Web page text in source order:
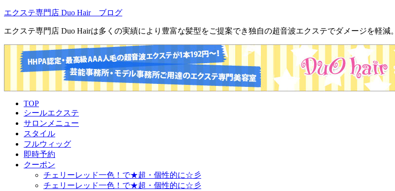
エクステ専門店 Duo Hair ブログ
エクステ専門店 Duo Hairは多くの実績により豊富な髪型をご提案でき独自の超音波エクステでダメージを軽減。
TOP
シールエクステ
サロンメニュー
スタイル
フルウィッグ
即時予約
クーポン
チェリーレッド一色！で★超・個性的に☆彡
チェリーレッド一色！で★超・個性的に☆彡